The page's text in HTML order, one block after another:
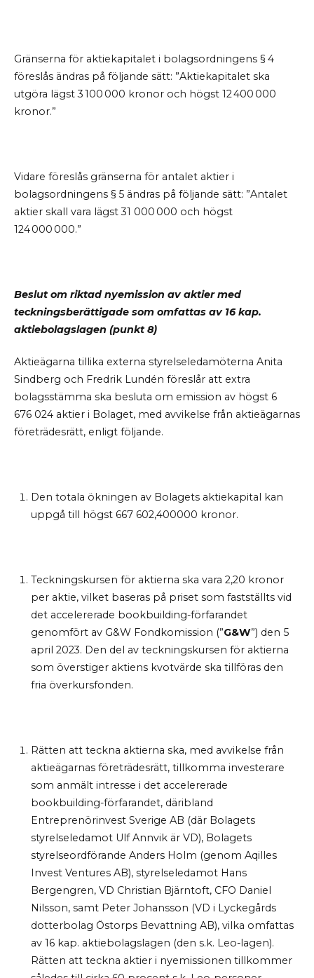
Gränserna för aktiekapitalet i bolagsordningens § 4
föreslås ändras på följande sätt: ”Aktiekapitalet ska
utgöra lägst 3 100 000 kronor och högst 12 400 000
kronor.”
Vidare föreslås gränserna för antalet aktier i
bolagsordningens § 5 ändras på följande sätt: ”Antalet
aktier skall vara lägst 31 000 000 och högst
124 000 000.”
Beslut om riktad nyemission av aktier med
teckningsberättigade som omfattas av 16 kap.
aktiebolagslagen (punkt 8)
Aktieägarna tillika externa styrelseledamöterna Anita
Sindberg och Fredrik Lundén föreslår att extra
bolagsstämma ska besluta om emission av högst 6
676 024 aktier i Bolaget, med avvikelse från aktieägarnas
företrädesrätt, enligt följande.
Den totala ökningen av Bolagets aktiekapital kan
uppgå till högst 667 602,400000 kronor.
Teckningskursen för aktierna ska vara 2,20 kronor
per aktie, vilket baseras på priset som fastställts vid
det accelererade bookbuilding-förfarandet
genomfört av G&W Fondkomission (”G&W”) den 5
april 2023. Den del av teckningskursen för aktierna
som överstiger aktiens kvotvärde ska tillföras den
fria överkursfonden.
Rätten att teckna aktierna ska, med avvikelse från
aktieägarnas företrädesrätt, tillkomma investerare
som anmält intresse i det accelererade
bookbuilding-förfarandet, däribland
Entreprenörinvest Sverige AB (där Bolagets
styrelseledamot Ulf Annvik är VD), Bolagets
styrelseordförande Anders Holm (genom Aqilles
Invest Ventures AB), styrelseledamot Hans
Bergengren, VD Christian Bjärntoft, CFO Daniel
Nilsson, samt Peter Johansson (VD i Lyckegårds
dotterbolag Östorps Bevattning AB), vilka omfattas
av 16 kap. aktiebolagslagen (den s.k. Leo-lagen).
Rätten att teckna aktier i nyemissionen tillkommer